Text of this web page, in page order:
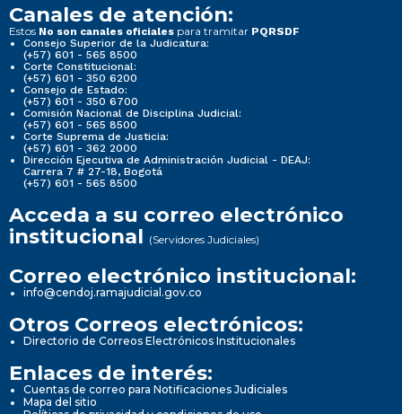
Canales de atención:
Estos No son canales oficiales para tramitar PQRSDF
Consejo Superior de la Judicatura:
(+57) 601 - 565 8500
Corte Constitucional:
(+57) 601 - 350 6200
Consejo de Estado:
(+57) 601 - 350 6700
Comisión Nacional de Disciplina Judicial:
(+57) 601 - 565 8500
Corte Suprema de Justicia:
(+57) 601 - 362 2000
Dirección Ejecutiva de Administración Judicial - DEAJ:
Carrera 7 # 27-18, Bogotá
(+57) 601 - 565 8500
Acceda a su correo electrónico
institucional (Servidores Judiciales)
Correo electrónico institucional:
info@cendoj.ramajudicial.gov.co
Otros Correos electrónicos:
Directorio de Correos Electrónicos Institucionales
Enlaces de interés:
Cuentas de correo para Notificaciones Judiciales
Mapa del sitio